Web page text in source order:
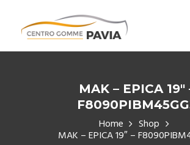
MAK – EPICA 19″
Home Shop
MAK – EPICA 19″ –